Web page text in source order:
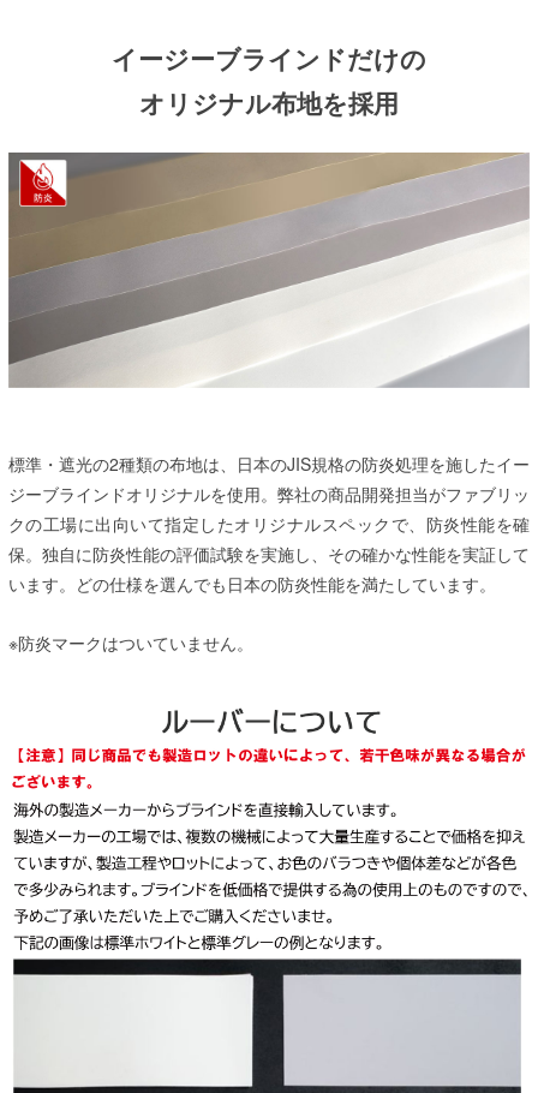
イージーブラインドだけの
オリジナル布地を採用
標準・遮光の2種類の布地は、日本のJIS規格の防炎処理を施したイー
ジーブラインドオリジナルを使用。弊社の商品開発担当がファブリッ
クの工場に出向いて指定したオリジナルスペックで、防炎性能を確
保。独自に防炎性能の評価試験を実施し、その確かな性能を実証して
います。どの仕様を選んでも日本の防炎性能を満たしています。
※防炎マークはついていません。